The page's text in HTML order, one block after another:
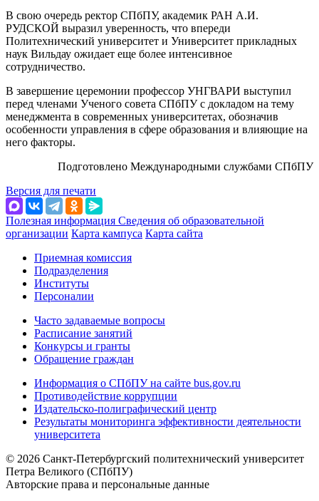
В свою очередь ректор СПбПУ, академик РАН А.И.
РУДСКОЙ выразил уверенность, что впереди
Политехнический университет и Университет прикладных
наук Вильдау ожидает еще более интенсивное
сотрудничество.
В завершение церемонии профессор УНГВАРИ выступил
перед членами Ученого совета СПбПУ с докладом на тему
менеджмента в современных университетах, обозначив
особенности управления в сфере образования и влияющие на
него факторы.
Подготовлено Международными службами СПбПУ
Версия для печати
Полезная информация Сведения об образовательной
организации Карта кампуса Карта сайта
Приемная комиссия
Подразделения
Институты
Персоналии
Часто задаваемые вопросы
Расписание занятий
Конкурсы и гранты
Обращение граждан
Информация о СПбПУ на сайте bus.gov.ru
Противодействие коррупции
Издательско-полиграфический центр
Результаты мониторинга эффективности деятельности
университета
© 2026 Санкт-Петербургский политехнический университет
Петра Великого (СПбПУ)
Авторские права и персональные данные